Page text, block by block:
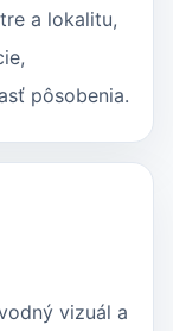
a lokalitu,
pôsobenia.
vizuál a